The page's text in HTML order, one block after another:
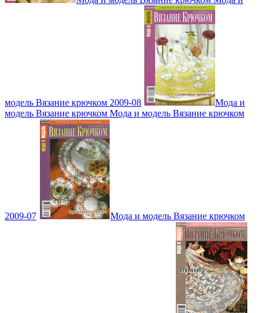
модель Вязание крючком 2009-08
Мода и
модель Вязание крючком Мода и модель Вязание крючком
2009-07 Мода и модель Вязание крючком